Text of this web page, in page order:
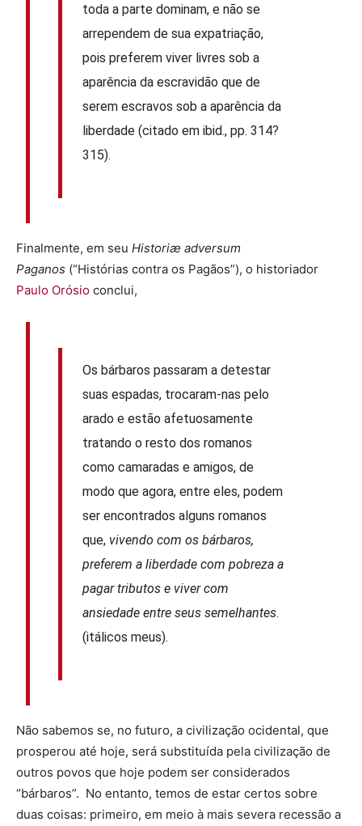
toda a parte dominam, e não se
arrependem de sua expatriação,
pois preferem viver livres sob a
aparência da escravidão que de
serem escravos sob a aparência da
liberdade (citado em ibid., pp. 314?
315).
Finalmente, em seu Historiæ adversum
Paganos (“Histórias contra os Pagãos”), o historiador
Paulo Orósio conclui,
Os bárbaros passaram a detestar
suas espadas, trocaram-nas pelo
arado e estão afetuosamente
tratando o resto dos romanos
como camaradas e amigos, de
modo que agora, entre eles, podem
ser encontrados alguns romanos
que, vivendo com os bárbaros,
preferem a liberdade com pobreza a
pagar tributos e viver com
ansiedade entre seus semelhantes.
(itálicos meus).
Não sabemos se, no futuro, a civilização ocidental, que
prosperou até hoje, será substituída pela civilização de
outros povos que hoje podem ser considerados
“bárbaros”. No entanto, temos de estar certos sobre
duas coisas: primeiro, em meio à mais severa recessão a